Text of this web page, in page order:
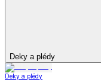
Deky a plédy
Deky a plédy